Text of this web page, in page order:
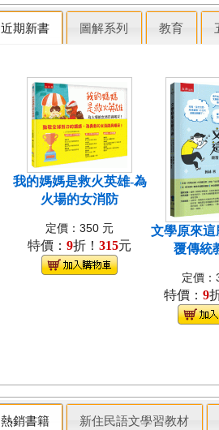
近期新書 圖解系列 教育
我的媽媽是救火英雄-為
火場的女消防
定價：350 元
特價： 9折！ 315元
文學原來
覆傳統
定價
特價： 9
熱銷書籍 新住民語文學習教材